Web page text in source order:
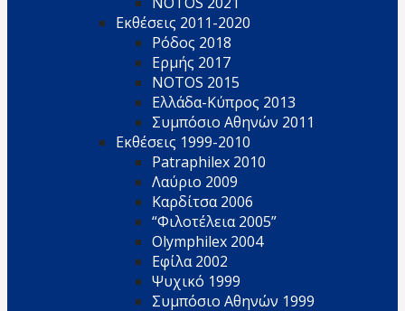
Εκθέσεις 2011-2020
Ρόδος 2018
Ερμής 2017
NOTOS 2015
Ελλάδα-Κύπρος 2013
Συμπόσιο Αθηνών 2011
Εκθέσεις 1999-2010
Patraphilex 2010
Λαύριο 2009
Καρδίτσα 2006
“Φιλοτέλεια 2005”
Olymphilex 2004
Εφίλα 2002
Ψυχικό 1999
Συμπόσιο Αθηνών 1999